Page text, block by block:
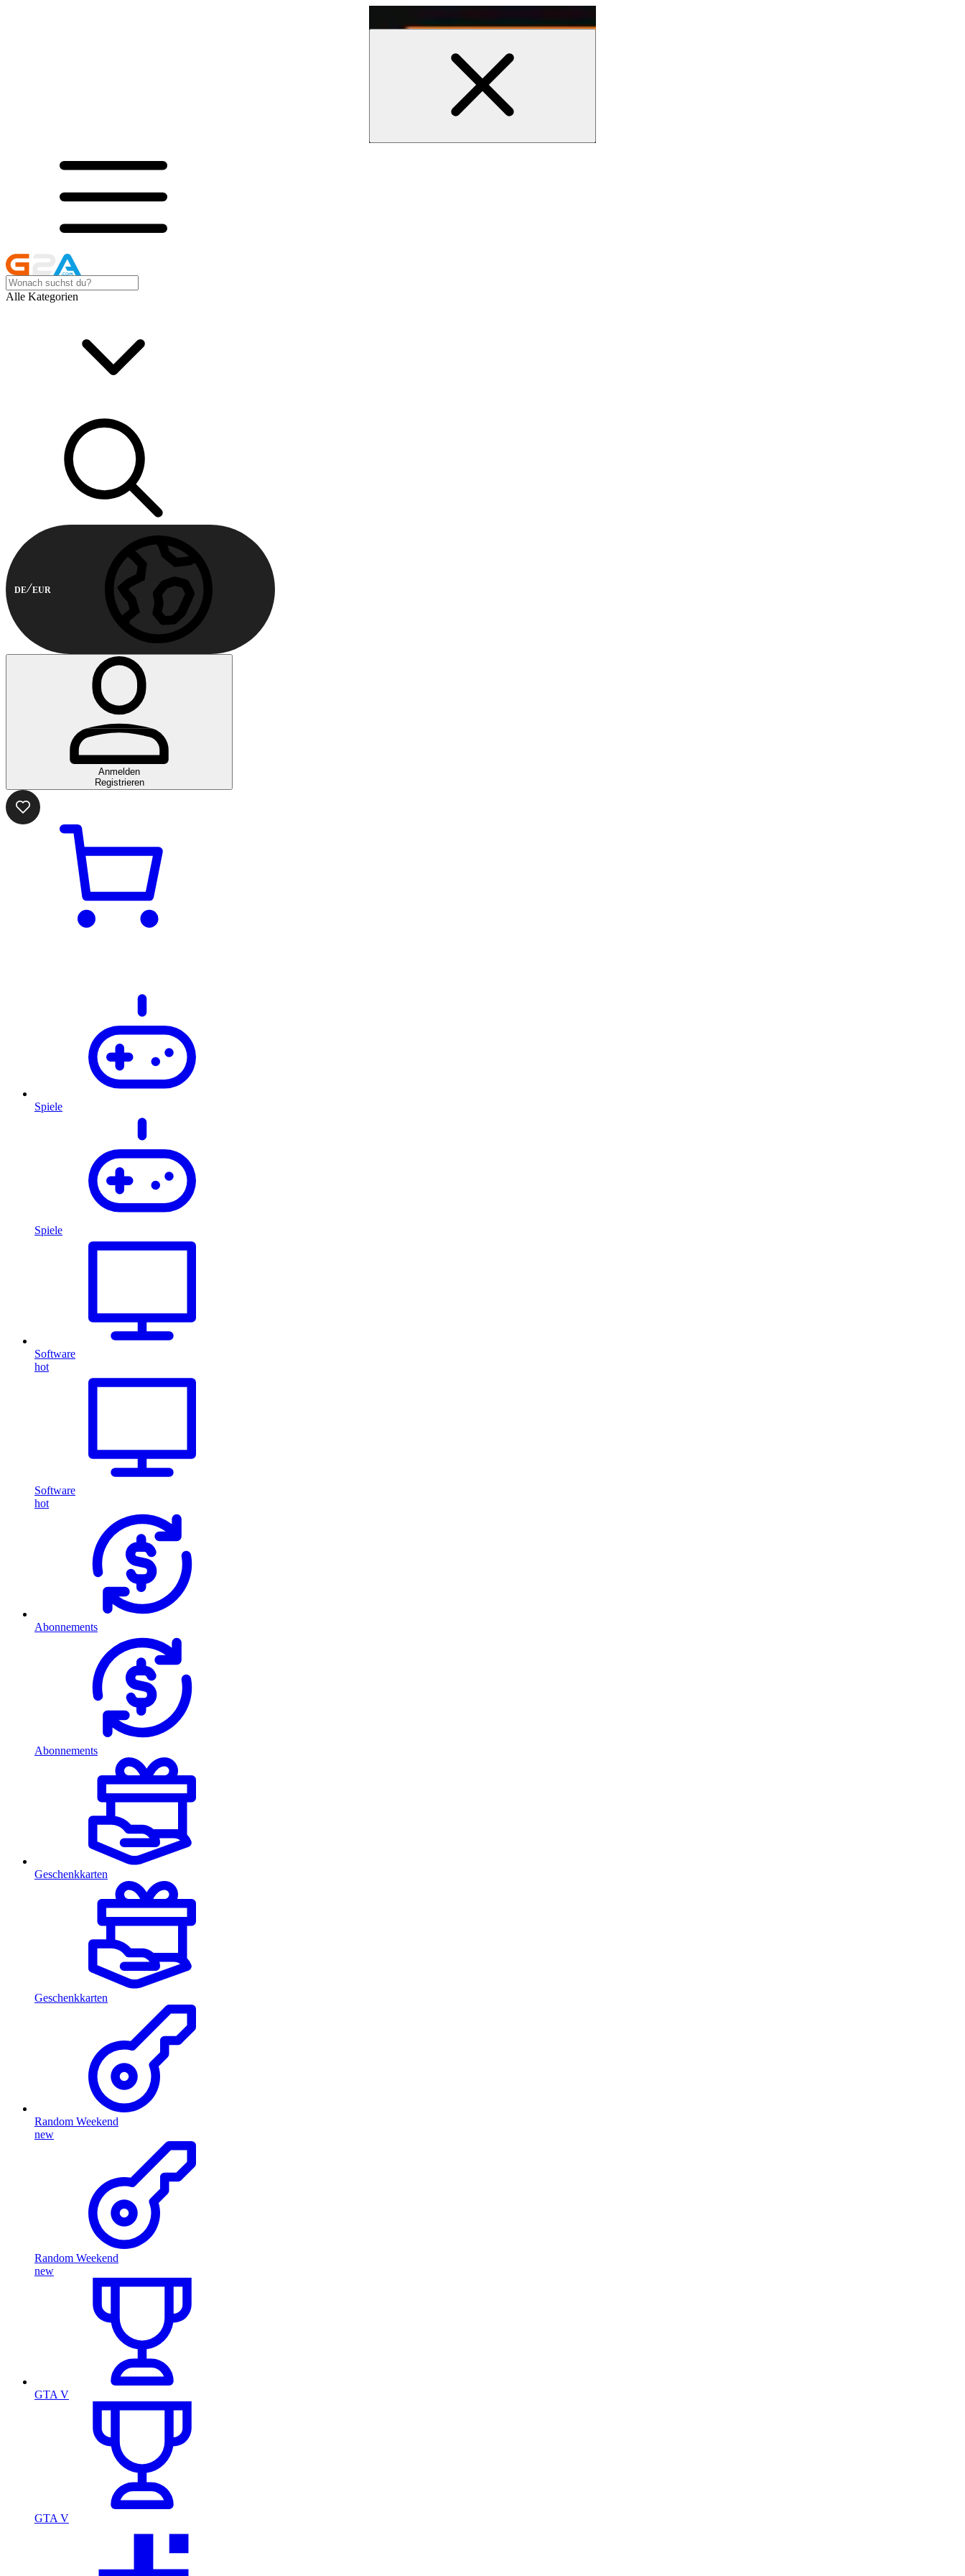
Alle Kategorien
DE EUR
Anmelden
Registrieren
Spiele
Spiele
Software
hot
Software
hot
Abonnements
Abonnements
Geschenkkarten
Geschenkkarten
Random Weekend
new
Random Weekend
new
GTA V
GTA V